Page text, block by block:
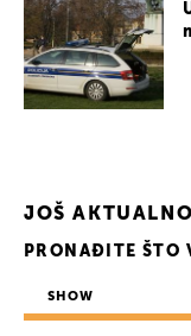
JOŠ
PRONAĐITE ŠTO
SHOW